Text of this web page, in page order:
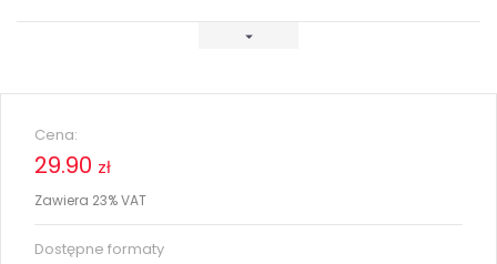
Cena:
29.90 zł
Zawiera 23% VAT
Dostępne formaty